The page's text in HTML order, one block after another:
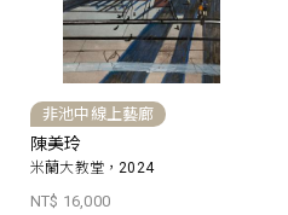
非池中線上藝廊
陳美玲
米蘭大教堂，2024
NT$ 16,000